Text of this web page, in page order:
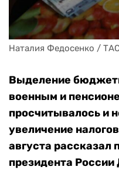
Наталия Федосенко /
Выделение
военным и
просчитывалось и
увеличение
августа рассказал
президента